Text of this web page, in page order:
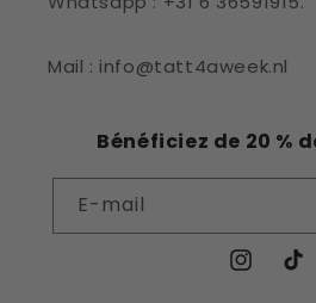
Mail : info@tatt4aweek.nl
Bénéficiez de 20 %
E-mail
Instagram